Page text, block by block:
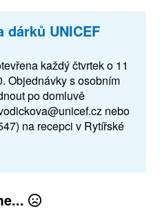
dárků UNICEF
každý čtvrtek o 11
Objednávky s osobním
po domluvě
nebo
na recepci v Rytířské